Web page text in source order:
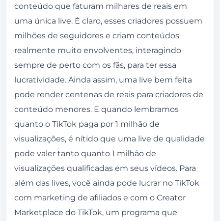
conteúdo que faturam milhares de reais em
uma única live. É claro, esses criadores possuem
milhões de seguidores e criam conteúdos
realmente muito envolventes, interagindo
sempre de perto com os fãs, para ter essa
lucratividade. Ainda assim, uma live bem feita
pode render centenas de reais para criadores de
conteúdo menores. E quando lembramos
quanto o TikTok paga por 1 milhão de
visualizações, é nítido que uma live de qualidade
pode valer tanto quanto 1 milhão de
visualizações qualificadas em seus vídeos. Para
além das lives, você ainda pode lucrar no TikTok
com marketing de afiliados e com o Creator
Marketplace do TikTok, um programa que